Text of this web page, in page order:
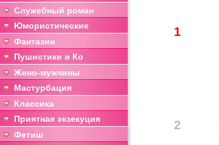
Служебный роман
Юмористические
Фантазии
Пушистики и Ко
Жено-мужчины
Мастурбация
Классика
Приятная экзекуция
Фетиш
1
2